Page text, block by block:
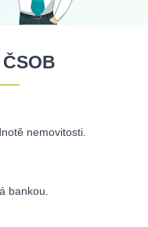
nemovitosti.
bankou.